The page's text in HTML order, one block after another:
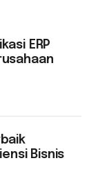
ERP
Bisnis